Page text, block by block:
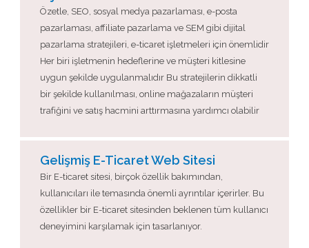
Özetle, SEO, sosyal medya pazarlaması, e-posta
pazarlaması, affiliate pazarlama ve SEM gibi dijital
pazarlama stratejileri, e-ticaret işletmeleri için önemlidir
Her biri işletmenin hedeflerine ve müşteri kitlesine
uygun şekilde uygulanmalıdır Bu stratejilerin dikkatli
bir şekilde kullanılması, online mağazaların müşteri
trafiğini ve satış hacmini arttırmasına yardımcı olabilir
Gelişmiş E-Ticaret Web Sitesi
Bir E-ticaret sitesi, birçok özellik bakımından,
kullanıcıları ile temasında önemli ayrıntılar içerirler. Bu
özellikler bir E-ticaret sitesinden beklenen tüm kullanıcı
deneyimini karşılamak için tasarlanıyor.